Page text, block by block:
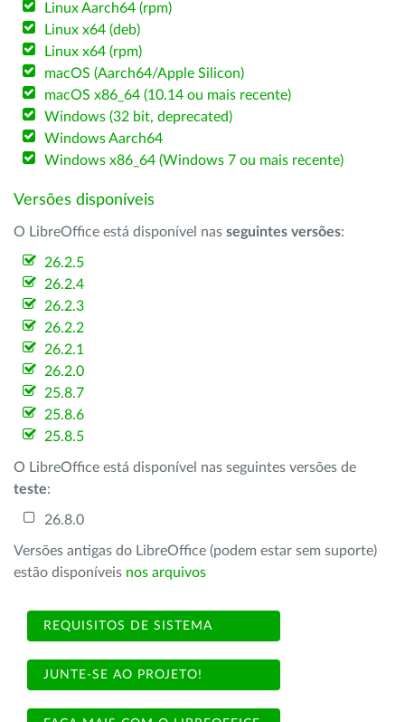
Linux Aarch64 (rpm)
Linux x64 (deb)
Linux x64 (rpm)
macOS (Aarch64/Apple Silicon)
macOS x86_64 (10.14 ou mais recente)
Windows (32 bit, deprecated)
Windows Aarch64
Windows x86_64 (Windows 7 ou mais recente)
Versões disponíveis
O LibreOffice está disponível nas seguintes versões:
26.2.5
26.2.4
26.2.3
26.2.2
26.2.1
26.2.0
25.8.7
25.8.6
25.8.5
O LibreOffice está disponível nas seguintes versões de
teste:
26.8.0
Versões antigas do LibreOffice (podem estar sem suporte)
estão disponíveis nos arquivos
REQUISITOS DE SISTEMA
JUNTE-SE AO PROJETO!